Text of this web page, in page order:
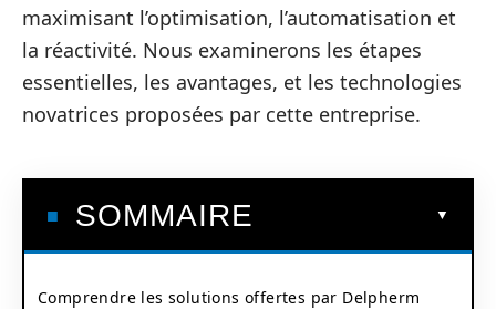
maximisant l’optimisation, l’automatisation et
la réactivité. Nous examinerons les étapes
essentielles, les avantages, et les technologies
novatrices proposées par cette entreprise.
SOMMAIRE
Comprendre les solutions offertes par Delpherm